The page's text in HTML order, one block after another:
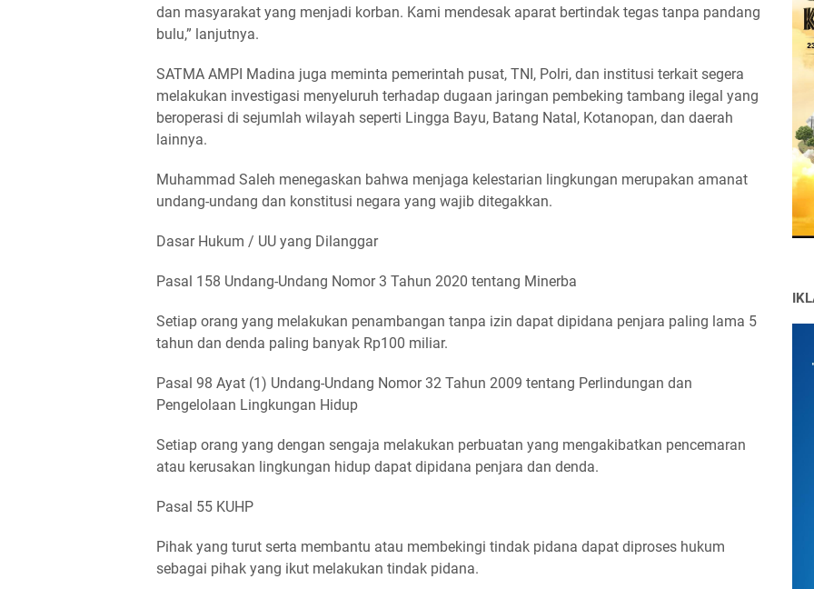
dan masyarakat yang menjadi korban. Kami mendesak aparat bertindak tegas tanpa pandang
bulu,” lanjutnya.
SATMA AMPI Madina juga meminta pemerintah pusat, TNI, Polri, dan institusi terkait segera
melakukan investigasi menyeluruh terhadap dugaan jaringan pembeking tambang ilegal yang
beroperasi di sejumlah wilayah seperti Lingga Bayu, Batang Natal, Kotanopan, dan daerah
lainnya.
Muhammad Saleh menegaskan bahwa menjaga kelestarian lingkungan merupakan amanat
undang-undang dan konstitusi negara yang wajib ditegakkan.
Dasar Hukum / UU yang Dilanggar
Pasal 158 Undang-Undang Nomor 3 Tahun 2020 tentang Minerba
Setiap orang yang melakukan penambangan tanpa izin dapat dipidana penjara paling lama 5
tahun dan denda paling banyak Rp100 miliar.
Pasal 98 Ayat (1) Undang-Undang Nomor 32 Tahun 2009 tentang Perlindungan dan
Pengelolaan Lingkungan Hidup
Setiap orang yang dengan sengaja melakukan perbuatan yang mengakibatkan pencemaran
atau kerusakan lingkungan hidup dapat dipidana penjara dan denda.
Pasal 55 KUHP
Pihak yang turut serta membantu atau membekingi tindak pidana dapat diproses hukum
sebagai pihak yang ikut melakukan tindak pidana.